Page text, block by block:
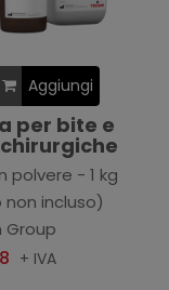
Aggiungi
per bite e
polvere - 1 kg
non incluso)
Group
+ IVA